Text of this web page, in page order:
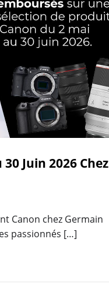
Juin 2026 Chez
Canon chez Germain
passionnés […]